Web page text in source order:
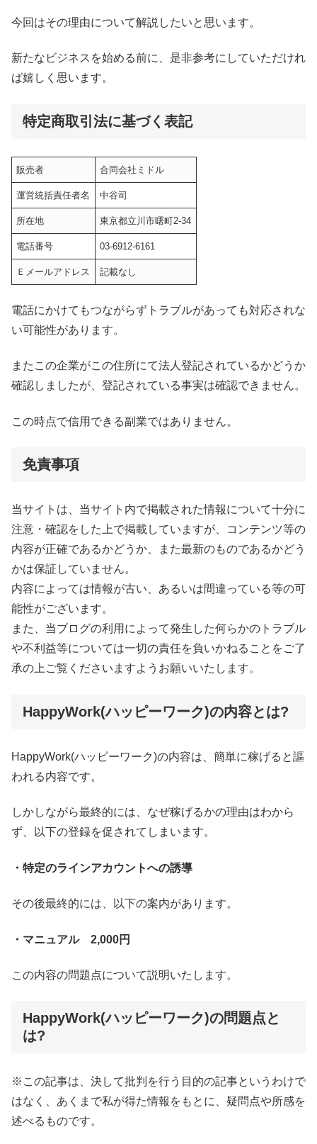
今回はその理由について解説したいと思います。
新たなビジネスを始める前に、是非参考にしていただけれ
ば嬉しく思います。
特定商取引法に基づく表記
販売者 合同会社ミドル
運営統括責任者名 中谷司
所在地 東京都立川市曙町2-34
電話番号 03-6912-6161
Ｅメールアドレス 記載なし
電話にかけてもつながらずトラブルがあっても対応されな
い可能性があります。
またこの企業がこの住所にて法人登記されているかどうか
確認しましたが、登記されている事実は確認できません。
この時点で信用できる副業ではありません。
免責事項
当サイトは、当サイト内で掲載された情報について十分に
注意・確認をした上で掲載していますが、コンテンツ等の
内容が正確であるかどうか、また最新のものであるかどう
かは保証していません。
内容によっては情報が古い、あるいは間違っている等の可
能性がございます。
また、当ブログの利用によって発生した何らかのトラブル
や不利益等については一切の責任を負いかねることをご了
承の上ご覧くださいますようお願いいたします。
HappyWork(ハッピーワーク)の内容とは?
HappyWork(ハッピーワーク)の内容は、簡単に稼げると謳
われる内容です。
しかしながら最終的には、なぜ稼げるかの理由はわから
ず、以下の登録を促されてしまいます。
・特定のラインアカウントへの誘導
その後最終的には、以下の案内があります。
・マニュアル 2,000円
この内容の問題点について説明いたします。
HappyWork(ハッピーワーク)の問題点と
は?
※この記事は、決して批判を行う目的の記事というわけで
はなく、あくまで私が得た情報をもとに、疑問点や所感を
述べるものです。